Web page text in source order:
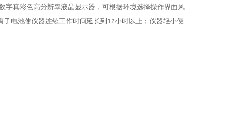
字真彩色高分辨率液晶显示器，可根据环境选择操作界面风
电池使仪器连续工作时间延长到 12小时以上；仪器轻小便